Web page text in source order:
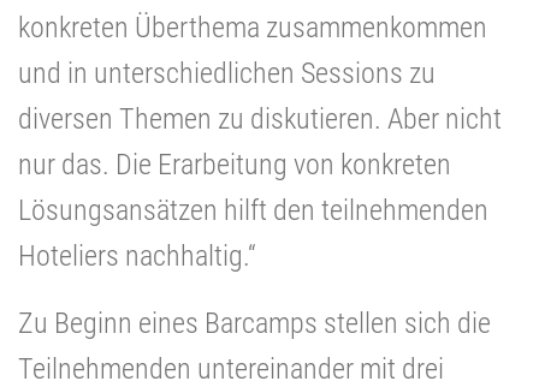
konkreten Überthema zusammenkommen
und in unterschiedlichen Sessions zu
diversen Themen zu diskutieren. Aber nicht
nur das. Die Erarbeitung von konkreten
Lösungsansätzen hilft den teilnehmenden
Hoteliers nachhaltig.“
Zu Beginn eines Barcamps stellen sich die
Teilnehmenden untereinander mit drei